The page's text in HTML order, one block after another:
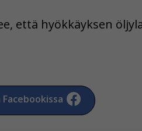
että hyökkäyksen
Facebookissa